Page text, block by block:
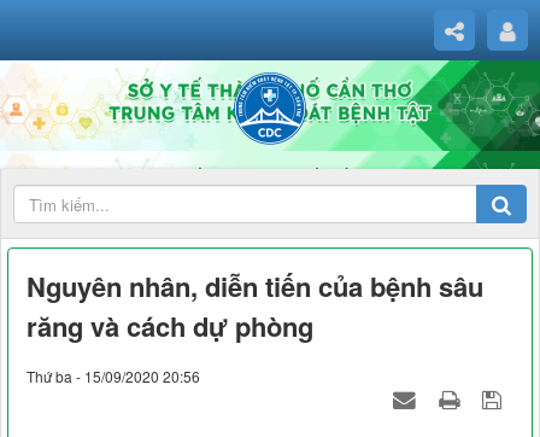
Nguyên nhân, diễn tiến của bệnh sâu
răng và cách dự phòng
Thứ ba - 15/09/2020 20:56